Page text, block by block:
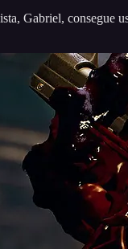
Gabriel,